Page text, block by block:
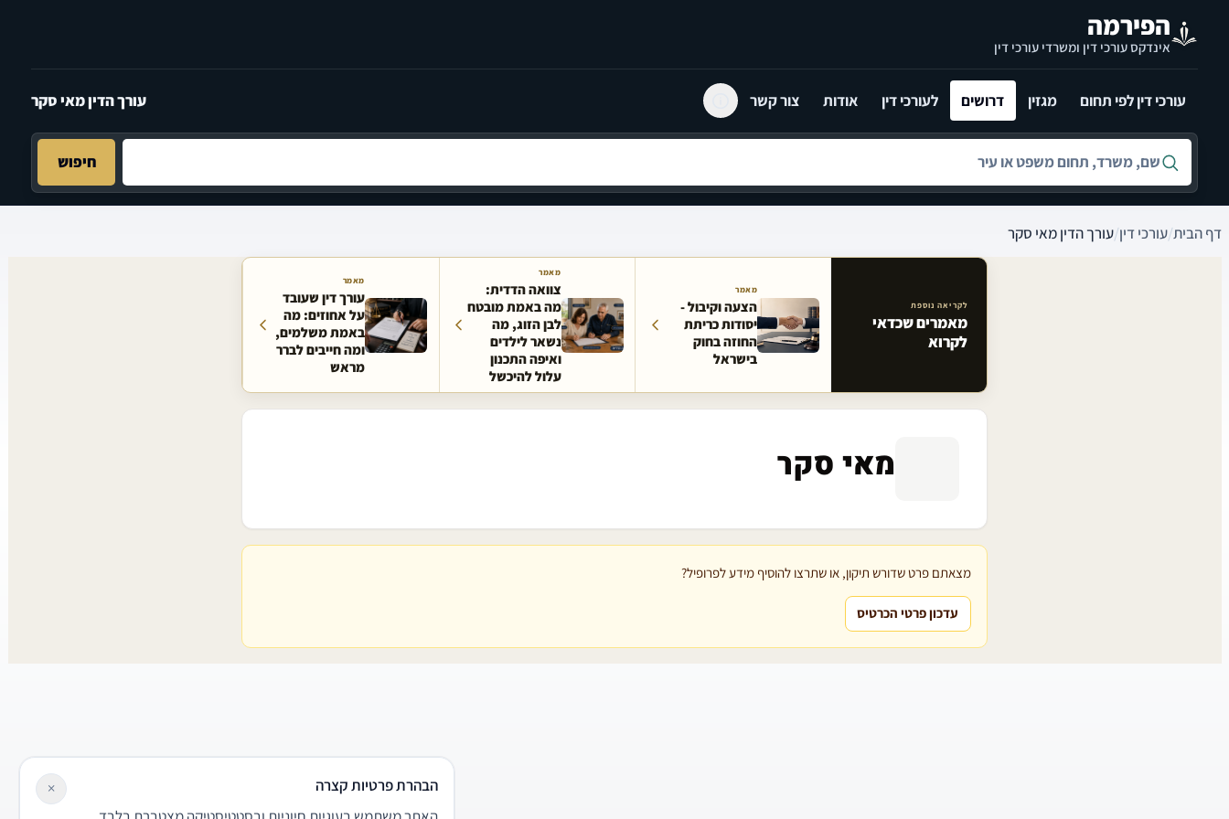
הפירמה
אינדקס עורכי דין ומשרדי עורכי דין
עורכי דין לפי תחום מגזין דרושים לעורכי דין אודות צור קשר עורך הדין מאי סקר
חיפוש לפי שם, משרד, תחום משפט או עיר
חיפוש
דף הבית/עורכי דין/עורך הדין מאי סקר
מאמרים קשורים באתר
לקריאה נוספת
מאמרים שכדאי
לקרוא
מאמר
הצעה וקיבול -
יסודות כריתת
החוזה בחוק
בישראל
מאמר
צוואה הדדית:
מה באמת מובטח
לבן הזוג, מה
נשאר לילדים
ואיפה התכנון
עלול להיכשל
מאמר
עורך דין שעובד
על אחוזים: מה
באמת משלמים,
ומה חייבים לברר
מראש
מאי סקר
מצאתם פרט שדורש תיקון, או שתרצו להוסיף מידע לפרופיל?
עדכון פרטי הכרטיס
הבהרת פרטיות קצרה
×